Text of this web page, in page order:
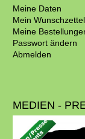
Meine Daten
Mein Wunschzettel
Meine
Passwort ändern
Abmelden
MEDIEN -